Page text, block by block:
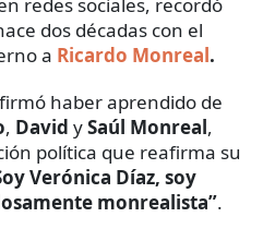
dos décadas con el
a Ricardo Monreal.
haber aprendido de
, David ySaúl Monreal,
política que reafirma su
Verónica Díaz, soy
monrealista”.